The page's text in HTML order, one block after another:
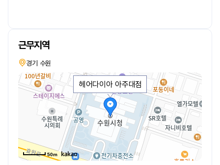
근무지역
경기 수원
헤어다이아 아주대점
50m